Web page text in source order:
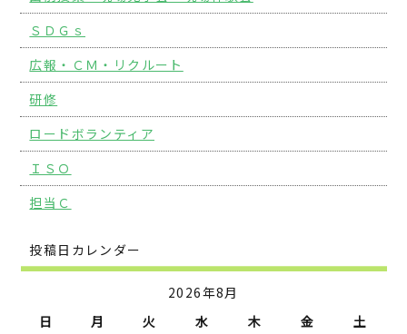
ＳＤＧｓ
広報・ＣＭ・リクルート
研修
ロードボランティア
ＩＳＯ
担当Ｃ
投稿日カレンダー
2026年8月
日
月 火 水 木 金 土